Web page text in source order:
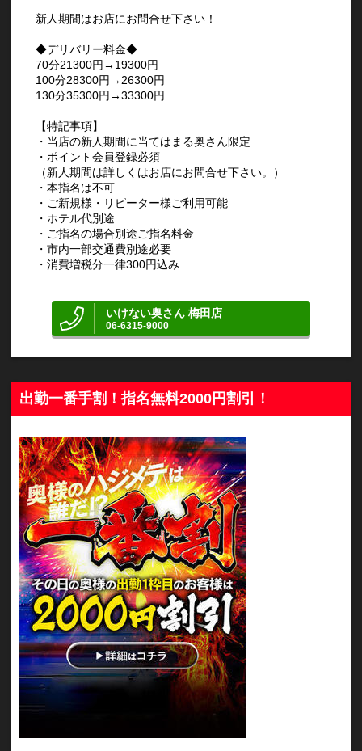
新人期間はお店にお問合せ下さい！
◆デリバリー料金◆
70分21300円→19300円
100分28300円→26300円
130分35300円→33300円
【特記事項】
・当店の新人期間に当てはまる奥さん限定
・ポイント会員登録必須
（新人期間は詳しくはお店にお問合せ下さい。）
・本指名は不可
・ご新規様・リピーター様ご利用可能
・ホテル代別途
・ご指名の場合別途ご指名料金
・市内一部交通費別途必要
・消費増税分一律300円込み
いけない奥さん 梅田店
06-6315-9000
出勤一番手割！指名無料2000円割引！